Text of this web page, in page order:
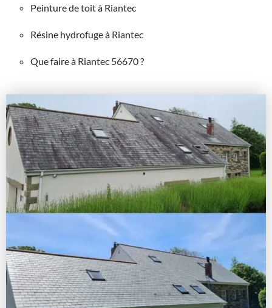
Peinture de toit à Riantec
Résine hydrofuge à Riantec
Que faire à Riantec 56670 ?